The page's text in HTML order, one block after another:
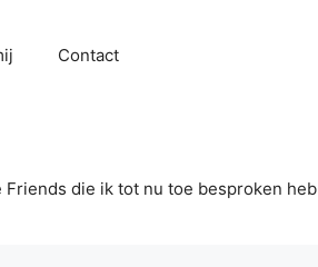
Contact
Friends die ik tot nu toe besproken heb